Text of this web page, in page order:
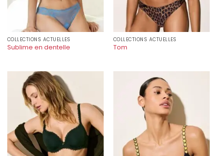
COLLECTIONS ACTUELLES
Sublime en dentelle
COLLECTIONS ACTUELLES
Tom